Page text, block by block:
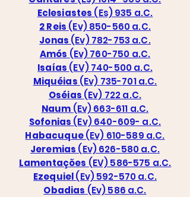
Eclesiastes (Es) 935 a.C.
2 Reis (Ev) 850-560 a.C.
Jonas (Ev) 782-753 a.C.
Amós (Ev) 760-750 a.C.
Isaías (EV) 740-500 a.C.
Miquéias (Ev) 735-701 a.C.
Oséias (Ev) 722 a.C.
Naum (Ev) 663-611 a.C.
Sofonias (Ev) 640-609- a.C.
Habacuque(Ev) 610-589 a.C.
Jeremias (Ev) 626-580 a.C.
Lamentações (EV) 586-575 a.C.
Ezequiel(Ev) 592-570 a.C.
Obadias (Ev) 586 a.C.